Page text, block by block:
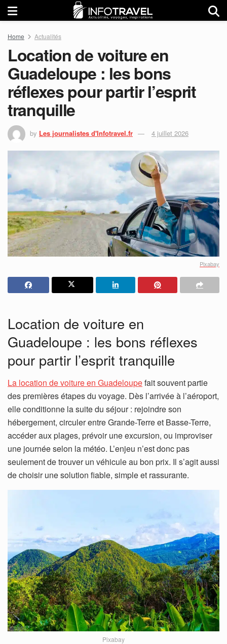
Home Actualités
Location de voiture en
Guadeloupe : les bons
réflexes pour partir l’esprit
tranquille
by Les journalistes d'Infotravel.fr 4 juillet 2026
Pixabay
Location de voiture en
Guadeloupe : les bons réflexes
pour partir l’esprit tranquille
La location de voiture en Guadeloupefait souvent partie
des premières étapes du voyage. Dès l’arrivée à l’aéroport,
elle conditionne la suite du séjour : rejoindre son
hébergement, circuler entre Grande-Terre et Basse-Terre,
accéder aux plages, prévoir une excursion, ou improviser
une journée selon la météo. L’enjeu n’est donc pas
seulement de trouver un véhicule au bon prix. Il s’agit aussi
de choisir une solution fiable, simple et rassurante.
Pixabay